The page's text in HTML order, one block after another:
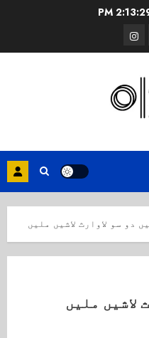
2:13:30
Instagram
دو سو لاوارث لاشیں ملیں
لاشیں ملیں